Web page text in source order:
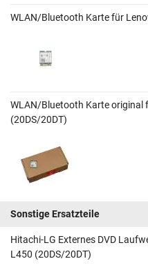
WLAN/Bluetooth Karte für
WLAN/Bluetooth Karte original
(20DS/20DT)
Sonstige Ersatzteile
Hitachi-LG Externes DVD
L450 (20DS/20DT)